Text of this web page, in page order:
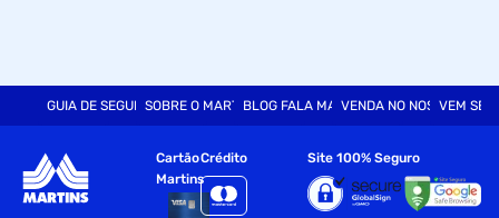
GUIA DE SEGURANÇASOBRE O MARTINSBLOG FALA MARTVENDA NO NOSSO SITE
VEM SER
Cartão
Martins
Crédito Site 100% Seguro